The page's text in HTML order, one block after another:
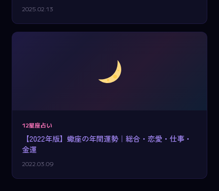
2025.02.13
12星座占い
【2022年版】蠍座の年間運勢｜総合・恋愛・仕事・
金運
2022.03.09